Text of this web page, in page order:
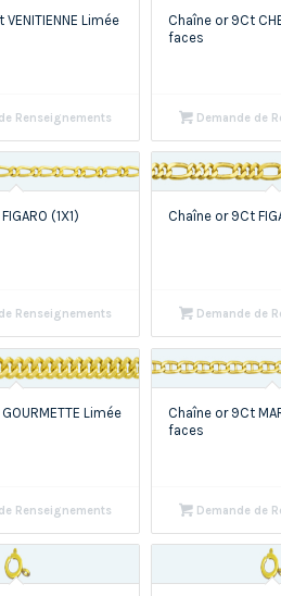
Limée
Renseignements
Chaîne or 9Ct
faces
Demande de
(1X1)
Renseignements
Chaîne or 9Ct
Demande de
Limée
Renseignements
Chaîne or 9Ct
faces
Demande de